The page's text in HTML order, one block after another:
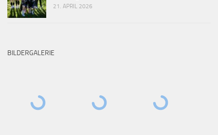
21. APRIL 2026
BILDERGALERIE